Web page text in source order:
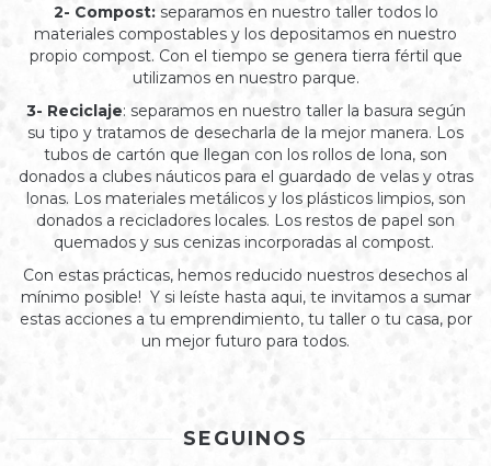
2- Compost:separamos en nuestro taller todos lo
materiales compostables y los depositamos en nuestro
propio compost. Con el tiempo se genera tierra fértil que
utilizamos en nuestro parque.
3- Reciclaje: separamos en nuestro taller la basura según
su tipo y tratamos de desecharla de la mejor manera. Los
tubos de cartón que llegan con los rollos de lona, son
donados a clubes náuticos para el guardado de velas y otras
lonas. Los materiales metálicos y los plásticos limpios, son
donados a recicladores locales. Los restos de papel son
quemados y sus cenizas incorporadas al compost.
Con estas prácticas, hemos reducido nuestros desechos al
mínimo posible! Y si leíste hasta aqui, te invitamos a sumar
estas acciones a tu emprendimiento, tu taller o tu casa, por
un mejor futuro para todos.
SEGUINOS